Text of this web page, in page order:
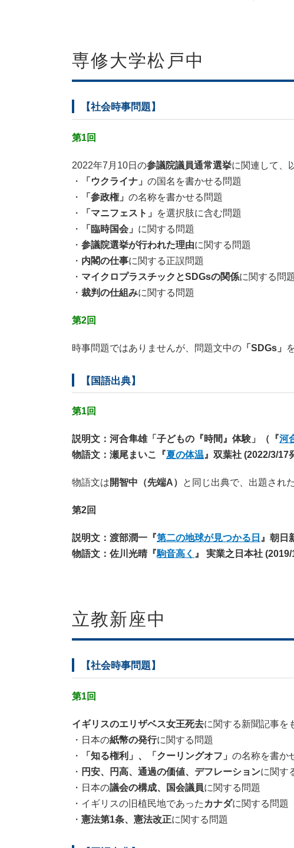
専修大学松戸中
【社会時事問題】
第1回
2022年7月10日の参議院議員通常選挙に関連して、
・
「ウクライナ」 の国名を書かせる問題
・
「参政権」 の名称を書かせる問題
・
「マニフェスト」
を選択肢に含む問題
・
「臨時国会」 に関する問題
・ 参議院選挙が行われた理由に関する問題
・ 内閣の仕事に関する正誤問題
・ マイクロプラスチックとSDGsの関係に関する問題
・ 裁判の仕組みに関する問題
第2回
時事問題ではありませんが、問題文中の 「SDGs」
【国語出典】
第1回
説明文：河合隼雄「子どもの『時間』体験」（『河
物語文：瀬尾まいこ『夏の体温 』双葉社 (2022/3/17
物語文は開智中（先端A） と同じ出典で、出題され
第2回
説明文：渡部潤一『第二の地球が見つかる日 』朝日
物語文：佐川光晴『駒音高く 』‎ 実業之日本社
立教新座中
【社会時事問題】
第1回
イギリスのエリザベス女王死去に関する新聞記事を
・日本の紙幣の発行に関する問題
・
「知る権利」、「クーリングオフ」 の名称を書か
・ 円安、円高、通過の価値、デフレーションに関す
・日本の議会の構成、国会議員に関する問題
・イギリスの旧植民地であった カナダに関する問題
・ 憲法第1条、憲法改正に関する問題